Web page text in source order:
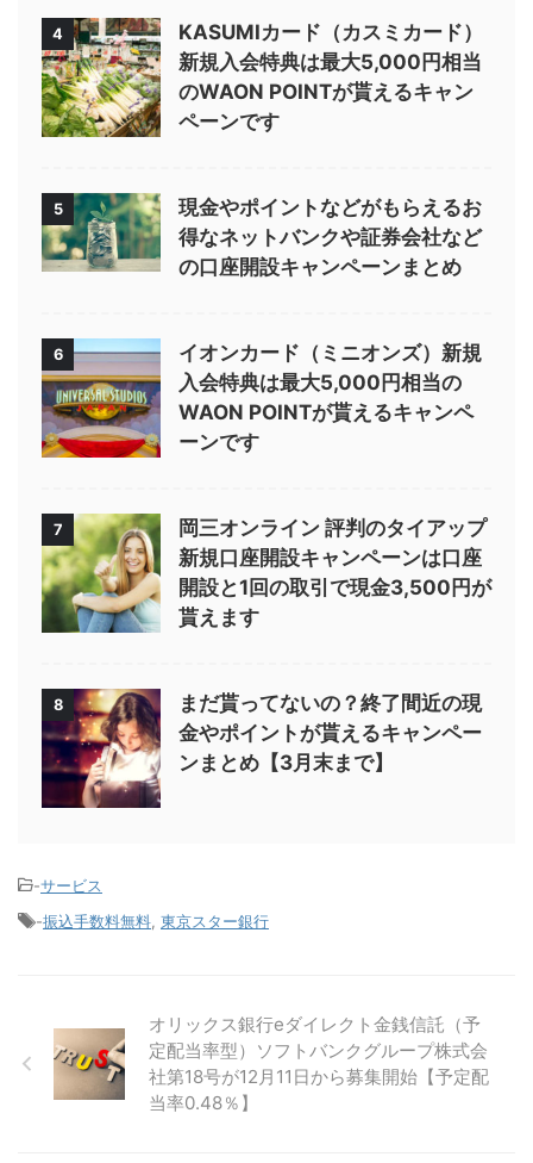
4
KASUMIカード（カスミカード）
新規入会特典は最大5,000円相当
のWAON POINTが貰えるキャン
ペーンです
5
現金やポイントなどがもらえるお
得なネットバンクや証券会社など
の口座開設キャンペーンまとめ
6
イオンカード（ミニオンズ）新規
入会特典は最大5,000円相当の
WAON POINTが貰えるキャンペ
ーンです
7
岡三オンライン 評判のタイアップ
新規口座開設キャンペーンは口座
開設と1回の取引で現金3,500円が
貰えます
8
まだ貰ってないの？終了間近の現
金やポイントが貰えるキャンペー
ンまとめ【3月末まで】
-サービス
-振込手数料無料 東京スター銀行
オリックス銀行eダイレクト金銭信託（予
定配当率型）ソフトバンクグループ株式会
社第18号が12月11日から募集開始【予定配
当率0.48％】